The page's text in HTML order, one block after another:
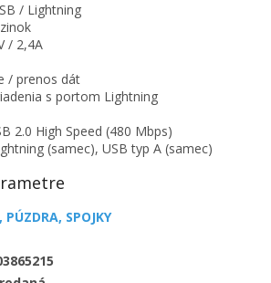
/ Lightning
/ 2,4A
/ prenos dát
s portom Lightning
2.0 High Speed ​​(480 Mbps)
(samec), USB typ A (samec)
PÚZDRA, SPOJKY